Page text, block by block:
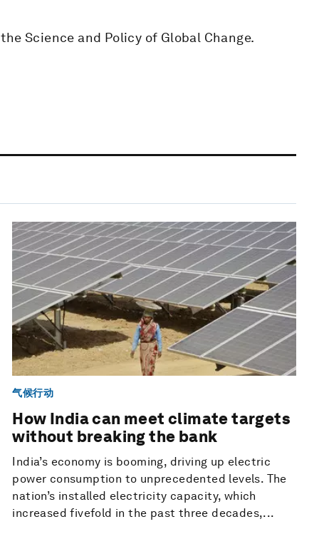
Science and Policy of Global Change.
气候行动
How India can meet climate targets
without breaking the bank
India’s economy is booming, driving up electric
power consumption to unprecedented levels. The
nation’s installed electricity capacity, which
increased fivefold in the past three decades,...